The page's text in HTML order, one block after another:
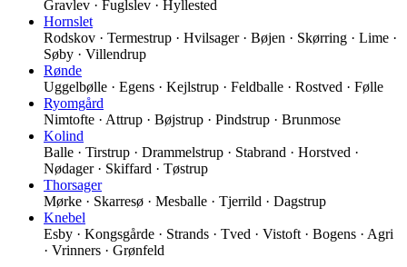
Gravlev · Fuglslev · Hyllested
Hornslet
Rodskov · Termestrup · Hvilsager · Bøjen · Skørring · Lime ·
Søby · Villendrup
Rønde
Uggelbølle · Egens · Kejlstrup · Feldballe · Rostved · Følle
Ryomgård
Nimtofte · Attrup · Bøjstrup · Pindstrup · Brunmose
Kolind
Balle · Tirstrup · Drammelstrup · Stabrand · Horstved ·
Nødager · Skiffard · Tøstrup
Thorsager
Mørke · Skarresø · Mesballe · Tjerrild · Dagstrup
Knebel
Esby · Kongsgårde · Strands · Tved · Vistoft · Bogens · Agri
· Vrinners · Grønfeld